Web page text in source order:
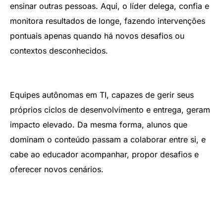
ensinar outras pessoas. Aqui, o líder delega, confia e
monitora resultados de longe, fazendo intervenções
pontuais apenas quando há novos desafios ou
contextos desconhecidos.
Equipes autônomas em TI, capazes de gerir seus
próprios ciclos de desenvolvimento e entrega, geram
impacto elevado. Da mesma forma, alunos que
dominam o conteúdo passam a colaborar entre si, e
cabe ao educador acompanhar, propor desafios e
oferecer novos cenários.